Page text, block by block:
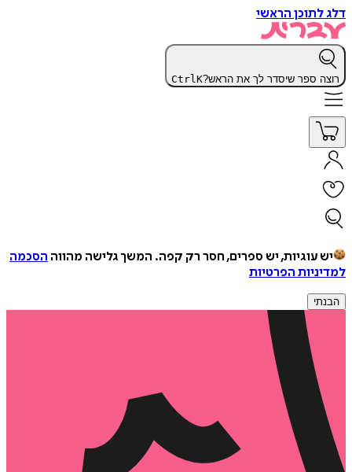
דלג לתוכן הראשי
רוצה ספר שיסדר לך את הראש? CtrlK
יש עוגיות, יש ספרים, חסר רק קפה. המשך גלישה מהווה הסכמה
למדיניות הפרטיות
הבנתי